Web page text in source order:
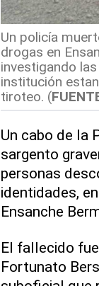
Un policía
drogas en
investigando
institución
tiroteo. (
Un cabo de la
sargento
personas
identidades,
Ensanche
El fallecido
Fortunato